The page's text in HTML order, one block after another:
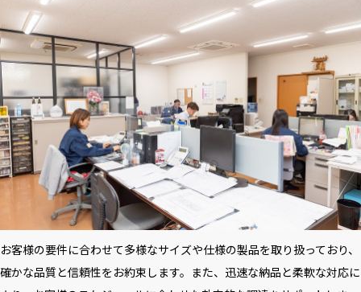
お客様の要件に合わせて多様なサイズや仕様の製品を取り扱っており、
確かな品質と信頼性をお約束します。また、迅速な納品と柔軟な対応に